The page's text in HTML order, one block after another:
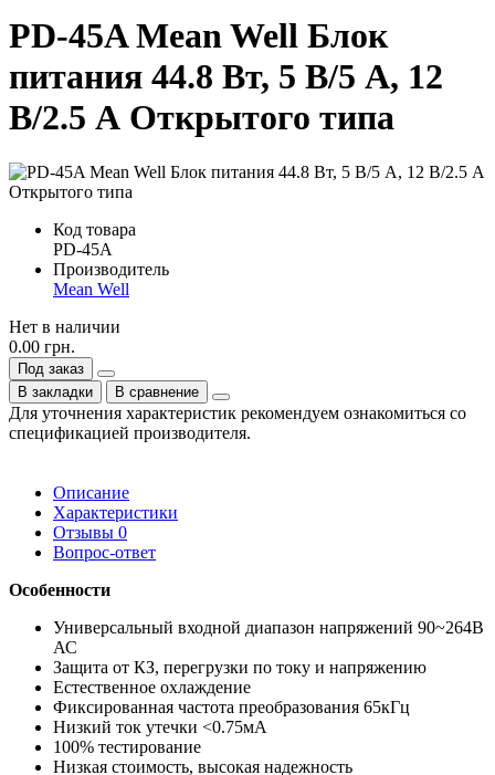
PD-45A Mean Well Блок
питания 44.8 Вт, 5 В/5 А, 12
В/2.5 А Открытого типа
Код товара
PD-45A
Производитель
Mean Well
Нет в наличии
0.00 грн.
Под заказ
В закладки
В сравнение
Для уточнения характеристик рекомендуем ознакомиться со
спецификацией производителя.
Описание
Характеристики
Отзывы 0
Вопрос-ответ
Особенности
Универсальный входной диапазон напряжений 90~264В
АС
Защита от КЗ, перегрузки по току и напряжению
Естественное охлаждение
Фиксированная частота преобразования 65кГц
Низкий ток утечки <0.75мА
100% тестирование
Низкая стоимость, высокая надежность